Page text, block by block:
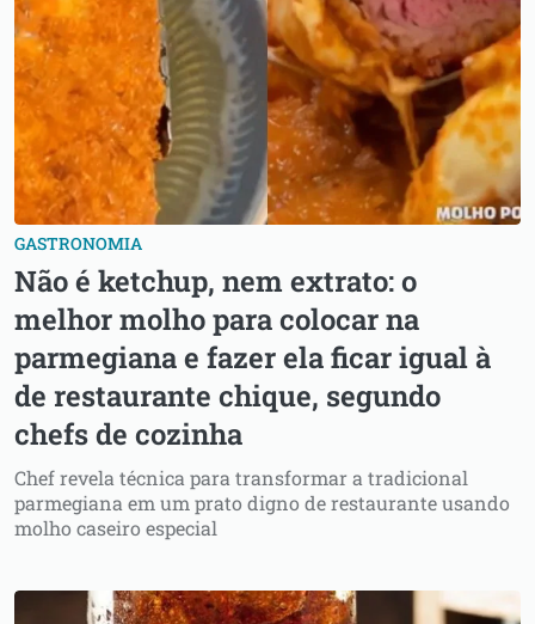
GASTRONOMIA
Não é ketchup, nem extrato: o
melhor molho para colocar na
parmegiana e fazer ela ficar igual à
de restaurante chique, segundo
chefs de cozinha
Chef revela técnica para transformar a tradicional
parmegiana em um prato digno de restaurante usando
molho caseiro especial